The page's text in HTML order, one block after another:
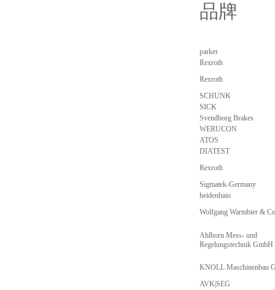
品牌
parker
Rexroth
Rexroth
SCHUNK
SICK
Svendborg Brakes
WERUCON
ATOS
DIATEST
Rexroth
Sigmatek-Germany
heidenhain
Wolfgang Warmbier &
Ahlborn Mess- und
Regelungstechnik GmbH
KNOLL Maschinenbau
AVK|SEG